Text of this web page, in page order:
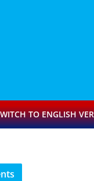
TO ENGLISH